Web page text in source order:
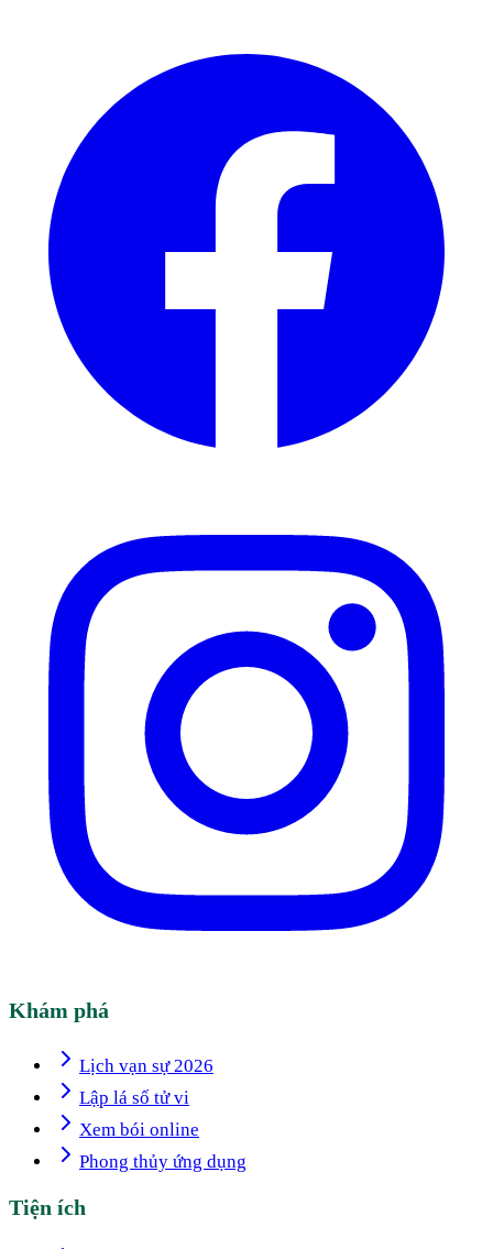
Khám phá
Lịch vạn sự 2026
Lập lá số tử vi
Xem bói online
Phong thủy ứng dụng
Tiện ích